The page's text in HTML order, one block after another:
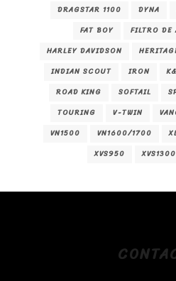
DRAGSTAR 1100
DYNA
FAT BOY
FILTRO DE
HARLEY DAVIDSON
INDIAN SCOUT
IRON
ROAD KING
SOFTAIL
TOURING
V-TWIN
VN1500
VN1600/1700
XVS950
XVS1300